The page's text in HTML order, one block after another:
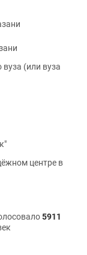
(или вуза
центре в
5911